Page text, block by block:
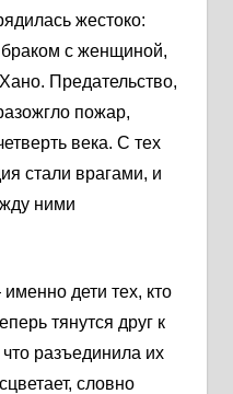
жестоко:
браком с женщиной,
Предательство,
пожар,
века. С тех
стали врагами, и
ними
дети тех, кто
тянутся друг к
разъединила их
словно